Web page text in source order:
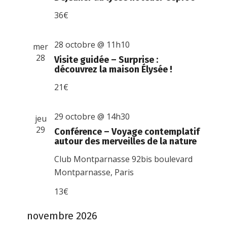
36€
mer
28
Visite guidée – Surprise :
découvrez la maison Élysée !
28 octobre @ 11h10
21€
jeu
29
Conférence – Voyage contemplatif
autour des merveilles de la nature
29 octobre @ 14h30
Club Montparnasse92bis boulevard
Montparnasse, Paris
13€
novembre 2026